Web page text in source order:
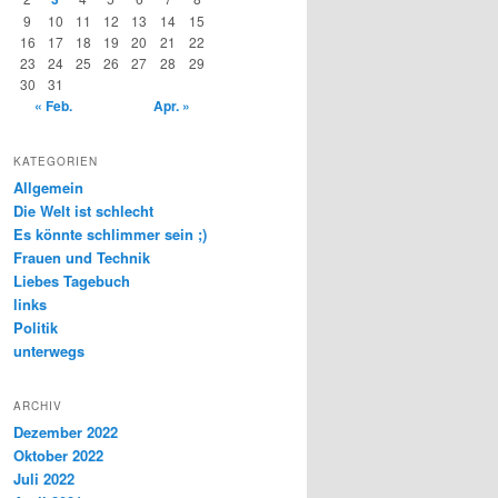
9
10 11 12 13 14
15
16
17 18 19 20 21
22
23
24 25 26 27 28
29
30
31
« Feb. Apr. »
KATEGORIEN
Allgemein
Die Welt ist schlecht
Es könnte schlimmer sein ;)
Frauen und Technik
Liebes Tagebuch
links
Politik
unterwegs
ARCHIV
Dezember 2022
Oktober 2022
Juli 2022